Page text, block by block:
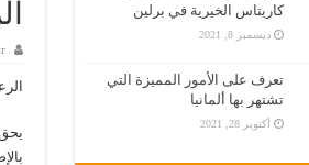
كاريتاس الخيرية في برلين
ديسمبر 8, 2021
تعرف على الأمور المميزة التي
تشتهر بها ألمانيا
أكتوبر 28, 2021